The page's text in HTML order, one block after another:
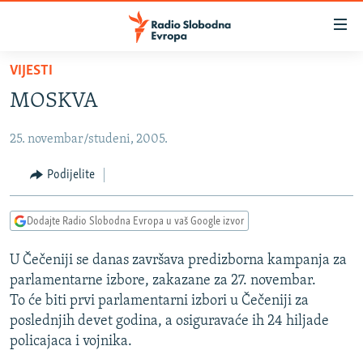
Pređite
glavni
Pređite
Pređite
pretragu
SRBIJA
KOSOVO
VIZUELNO
VIDEO
FOTOGALERIJE
INFOGRAFIKE
PODCASTI
RAT U UKRAJINI
KINA NA BALKANU
RSE PRIČE IZ SVIJETA
VIJESTI
MOSKVA
25. novembar/studeni, 2005.
Podijelite
Dodajte Radio Slobodna Evropa u vaš Google izvor
U Čečeniji se danas završava predizborna kampanja za
parlamentarne izbore, zakazane za 27. novembar.
To će biti prvi parlamentarni izbori u Čečeniji za
poslednjih devet godina, a osiguravaće ih 24 hiljade
policajaca i vojnika.